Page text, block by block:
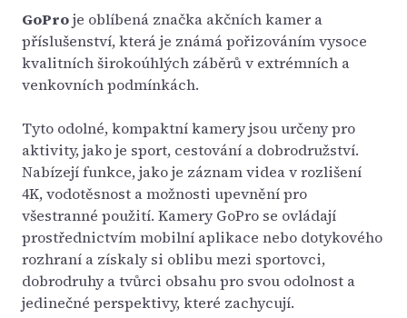
GoProje oblíbená značka akčních kamer a
příslušenství, která je známá pořizováním vysoce
kvalitních širokoúhlých záběrů v extrémních a
venkovních podmínkách.
Tyto odolné, kompaktní kamery jsou určeny pro
aktivity, jako je sport, cestování a dobrodružství.
Nabízejí funkce, jako je záznam videa v rozlišení
4K, vodotěsnost a možnosti upevnění pro
všestranné použití. Kamery GoPro se ovládají
prostřednictvím mobilní aplikace nebo dotykového
rozhraní a získaly si oblibu mezi sportovci,
dobrodruhy a tvůrci obsahu pro svou odolnost a
jedinečné perspektivy, které zachycují.